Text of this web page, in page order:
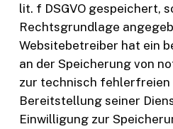
lit. f DSGVO gespeichert,
Rechtsgrundlage
Websitebetreiber hat ein
an der Speicherung von
zur technisch fehlerfreien
Bereitstellung seiner
Einwilligung zur